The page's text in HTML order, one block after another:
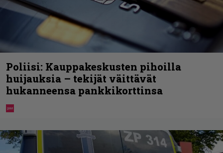
Poliisi: Kauppakeskusten pihoilla
huijauksia – tekijät väittävät
hukanneensa pankkikorttinsa